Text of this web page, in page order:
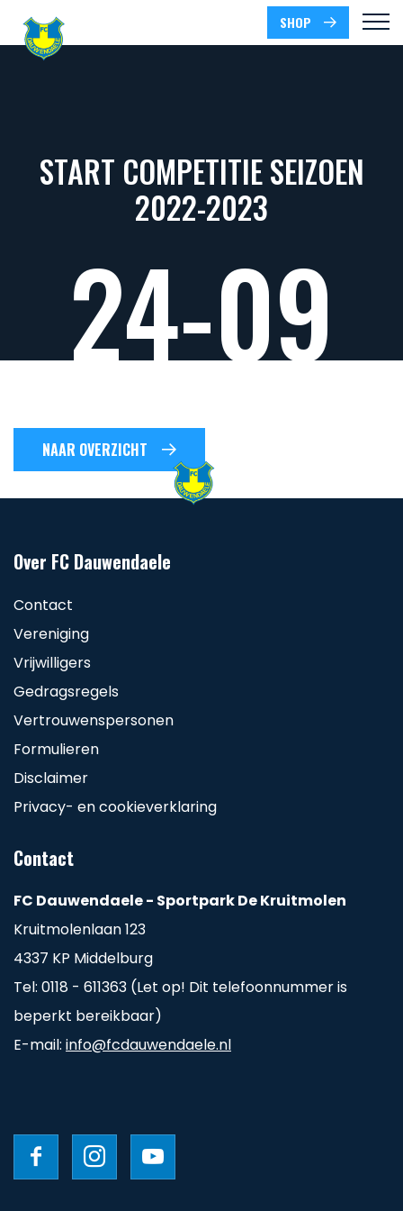
SHOP
START COMPETITIE SEIZOEN
2022-2023
24-09
NAAR OVERZICHT
Over FC Dauwendaele
Contact
Vereniging
Vrijwilligers
Gedragsregels
Vertrouwenspersonen
Formulieren
Disclaimer
Privacy- en cookieverklaring
Contact
FC Dauwendaele - Sportpark De Kruitmolen
Kruitmolenlaan 123
4337 KP Middelburg
Tel: 0118 - 611363 (Let op! Dit telefoonnummer is
beperkt bereikbaar)
E-mail: info@fcdauwendaele.nl